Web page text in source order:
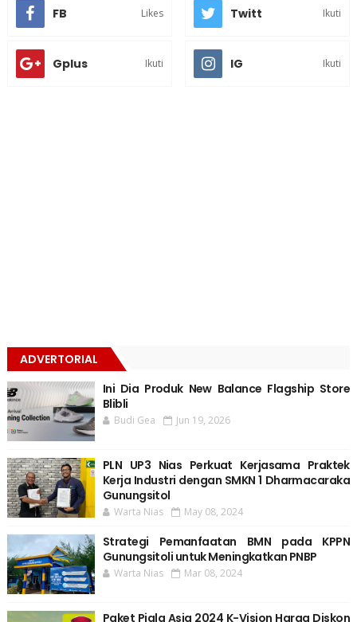
FB Likes Twitt Ikuti
Gplus Ikuti IG Ikuti
ADVERTORIAL
Ini Dia Produk New Balance Flagship Store
Blibli
Budi Gea Jun 19, 2026
PLN UP3 Nias Perkuat Kerjasama Praktek
Kerja Industri dengan SMKN 1 Dharmacaraka
Gunungsitol
Warta Nias May 08, 2024
Strategi Pemanfaatan BMN pada KPPN
Gunungsitoli untuk Meningkatkan PNBP
Warta Nias Mar 08, 2024
Paket Piala Asia 2024 K-Vision Harga Diskon